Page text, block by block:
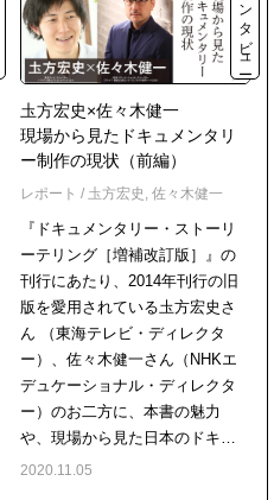
圡方宏史×佐々木健一
現場から見たドキュメンタリ
ー制作の現状（前編）
レポート / 圡方宏史 佐々木健一
『ドキュメンタリー・ストーリ
ーテリング［増補改訂版］』の
刊行にあたり、2014年刊行の旧
版を愛用されている圡方宏史さ
ん （東海テレビ・ディレクタ
ー）、佐々木健一さん（NHKエ
デュケーショナル・ディレクタ
ー）のお二方に、本書の魅力
や、現場から見た日本のドキ…
2020.11.05